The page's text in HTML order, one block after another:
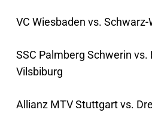
VC Wiesbaden vs.
SSC Palmberg Schwerin vs.
Vilsbiburg
Allianz MTV Stuttgart vs.